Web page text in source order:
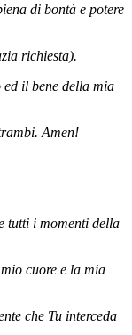
di bontà e potere
richiesta).
il bene della mia
Amen!
tutti i momenti della
cuore e la mia
che Tu interceda